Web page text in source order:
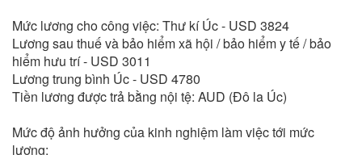
Mức lương cho công việc: Thư kí Úc - USD 3824
Lương sau thuế và bảo hiểm xã hội / bảo hiểm y tế / bảo
hiểm hưu trí - USD 3011
Lương trung bình Úc - USD 4780
Tiền lương được trả bằng nội tệ: AUD (Đô la Úc)
Mức độ ảnh hưởng của kinh nghiệm làm việc tới mức
lương: